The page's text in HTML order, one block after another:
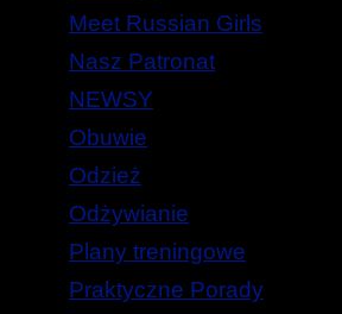
Meet Russian Girls
Nasz Patronat
NEWSY
Obuwie
Odzież
Odżywianie
Plany treningowe
Praktyczne Porady